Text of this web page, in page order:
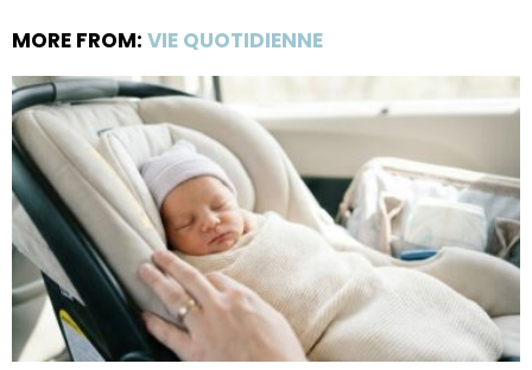
MORE FROM: VIE QUOTIDIENNE